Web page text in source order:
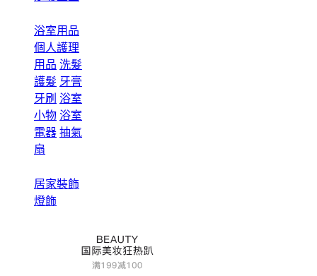
浴室用品
個人護理
用品 洗髮
護髮 牙膏
牙刷 浴室
小物 浴室
電器 抽氣
扇
居家裝飾
燈飾